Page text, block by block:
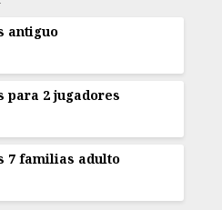
antiguo
para 2 jugadores
7 familias adulto